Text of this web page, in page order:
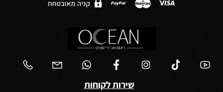
שירות לקוחות